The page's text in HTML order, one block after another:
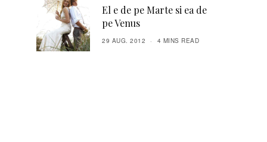
El e de pe Marte si ea de
pe Venus
29 AUG. 2012 4 MINS READ